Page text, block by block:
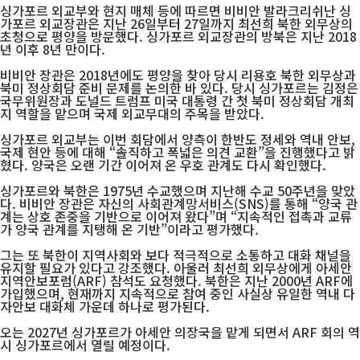
싱가포르 외교부와 현지 매체 등에 따르면 비비안 발라크리쉬난 싱
가포르 외교장관은 지난 26일부터 27일까지 최선희 북한 외무상의
초청으로 평양을 방문했다. 싱가포르 외교장관의 방북은 지난 2018
년 이후 8년 만이다.
비비안 장관은 2018년에도 평양을 찾아 당시 리용호 북한 외무상과
북미 정상회담 준비 문제를 논의한 바 있다. 당시 싱가포르는 김정은
국무위원장과 도널드 트럼프 미국 대통령 간 첫 북미 정상회담 개최
지 역할을 맡으며 국제 외교무대의 주목을 받았다.
싱가포르 외교부는 이번 회담에서 양측이 한반도 정세와 역내 안보,
국제 현안 등에 대해 “솔직하고 폭넓은 의견 교환”을 진행했다고 밝
혔다. 양국은 오랜 기간 이어져 온 우호 관계도 다시 확인했다.
싱가포르와 북한은 1975년 수교했으며 지난해 수교 50주년을 맞았
다. 비비안 장관은 자신의 사회관계망서비스(SNS)를 통해 “양국 관
계는 상호 존중을 기반으로 이어져 왔다”며 “지속적인 접촉과 교류
가 양국 관계를 지탱해 온 기반”이라고 평가했다.
그는 또 북한이 지역사회와 보다 적극적으로 소통하고 대화 채널을
유지할 필요가 있다고 강조했다. 아울러 최선희 외무상에게 아세안
지역안보포럼(ARF) 참석도 요청했다. 북한은 지난 2000년 ARF에
가입했으며, 현재까지 지속적으로 참여 중인 사실상 유일한 역내 다
자안보 대화체 가운데 하나로 평가된다.
오는 2027년 싱가포르가 아세안 의장국을 맡게 되면서 ARF 회의 역
시 싱가포르에서 열릴 예정이다.